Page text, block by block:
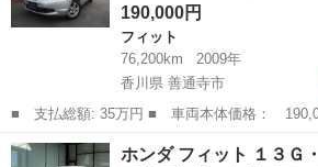
190,000円
フィット
76,200km
2009年
香川県 善通寺市
■ 支払総額: 35万円 ■ 車両本体価格： 190,000 円 ■ メーカー
名： ホンダ ■ 車種名： フィット ■ グレ
ケージ ＥＴＣ キーレスエントリー 純正Ｃ
香川 善通寺市 フィット
ホンダ フィット １３Ｇ